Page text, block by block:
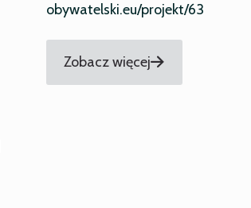
obywatelski.eu/projekt/63
Zobacz więcej